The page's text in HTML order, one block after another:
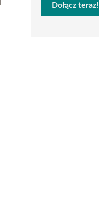
Dołącz teraz!